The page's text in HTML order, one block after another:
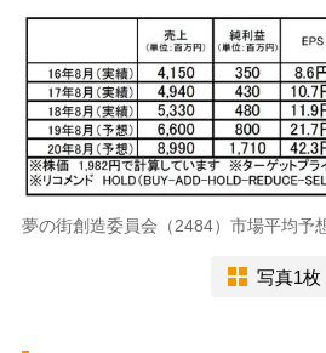
夢の街創造委員会（2484）市場平均予
写真1枚